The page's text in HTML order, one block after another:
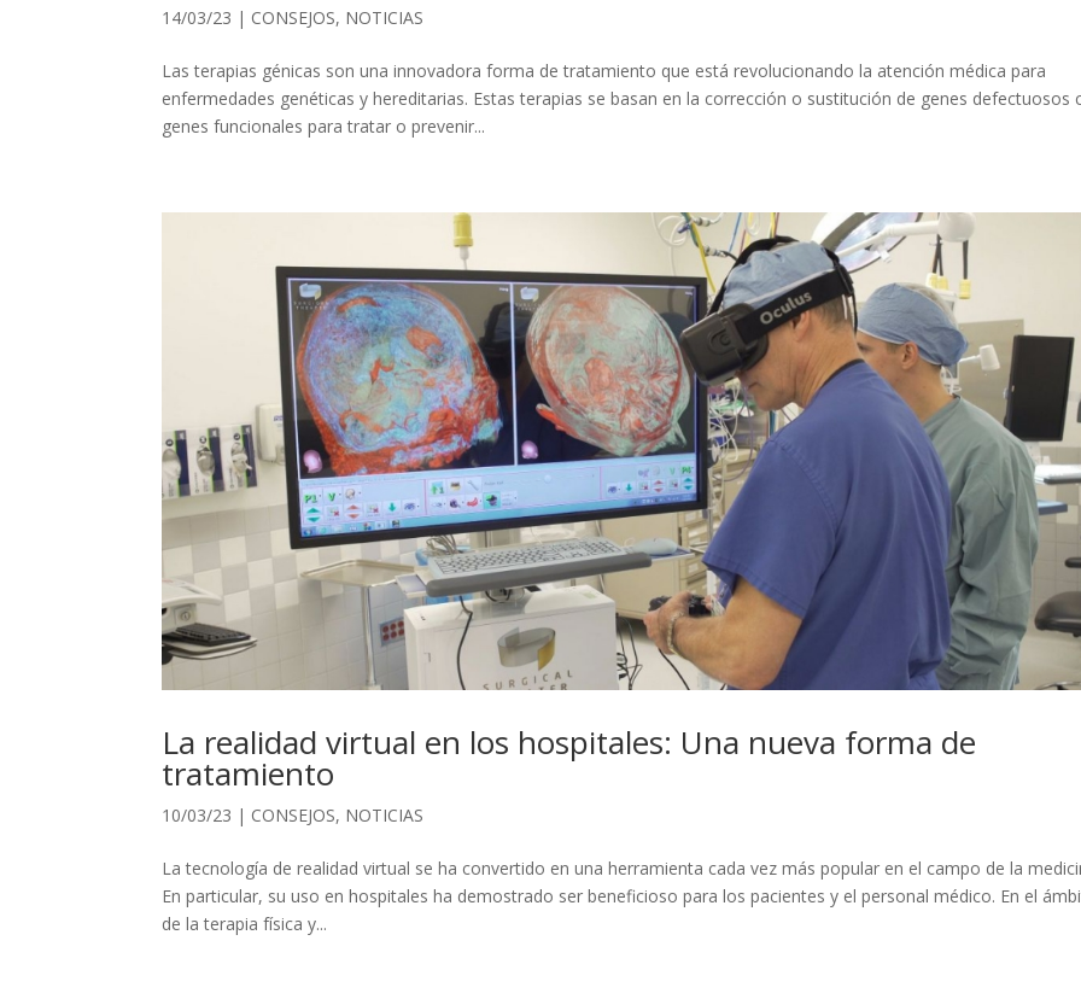
14/03/23 | CONSEJOS, NOTICIAS
Las terapias génicas son una innovadora forma de tratamiento que está revolucionando la atención médica para
enfermedades genéticas y hereditarias. Estas terapias se basan en la corrección o sustitución de genes defectuosos
genes funcionales para tratar o prevenir...
La realidad virtual en los hospitales: Una nueva forma de
tratamiento
10/03/23 | CONSEJOS, NOTICIAS
La tecnología de realidad virtual se ha convertido en una herramienta cada vez más popular en el campo de la
En particular, su uso en hospitales ha demostrado ser beneficioso para los pacientes y el personal médico. En el
de la terapia física y...